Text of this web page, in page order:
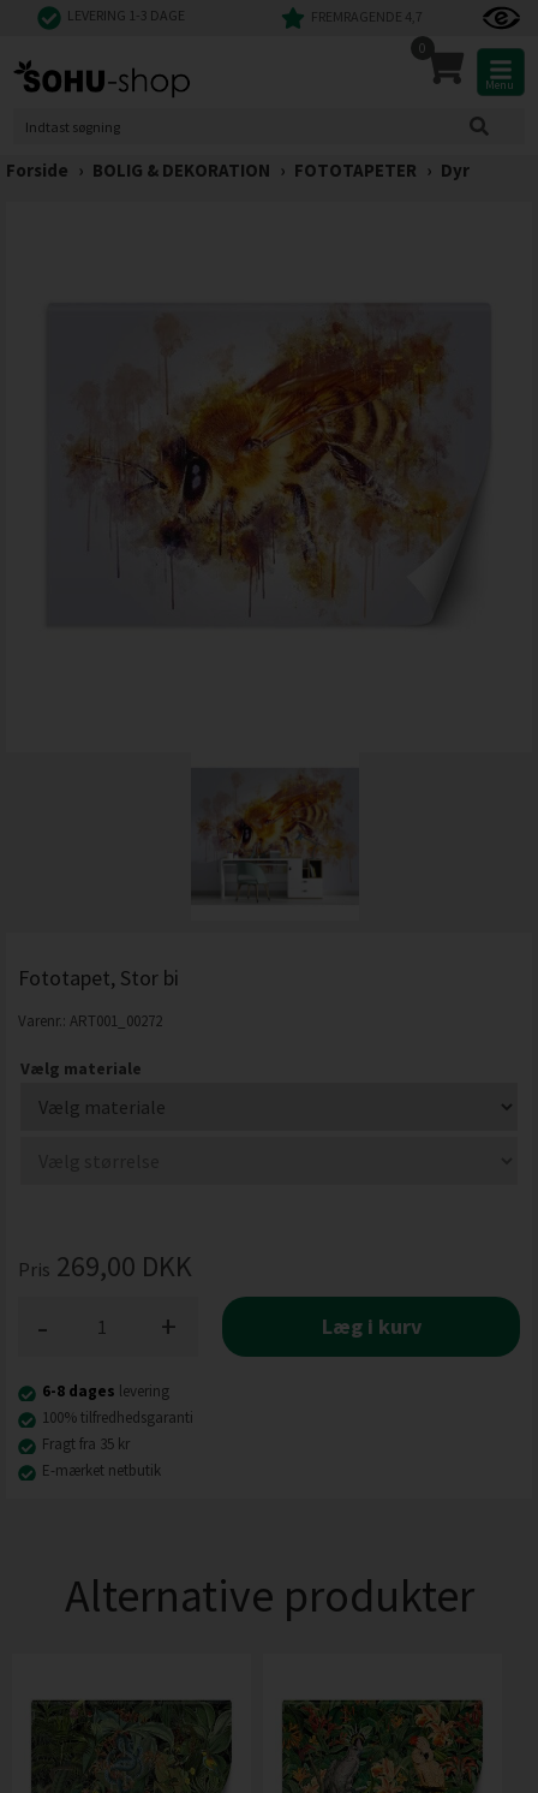
LEVERING 1-3 DAGE FREMRAGENDE 4,7
0
Menu
Forside › BOLIG & DEKORATION › FOTOTAPETER › Dyr
Fototapet, Stor bi
Varenr.: ART001_00272
Vælg materiale
Pris 269,00 DKK
+
- Læg i kurv
6-8 dages levering
100% tilfredhedsgaranti
Fragt fra 35 kr
E-mærket netbutik
Alternative produkter